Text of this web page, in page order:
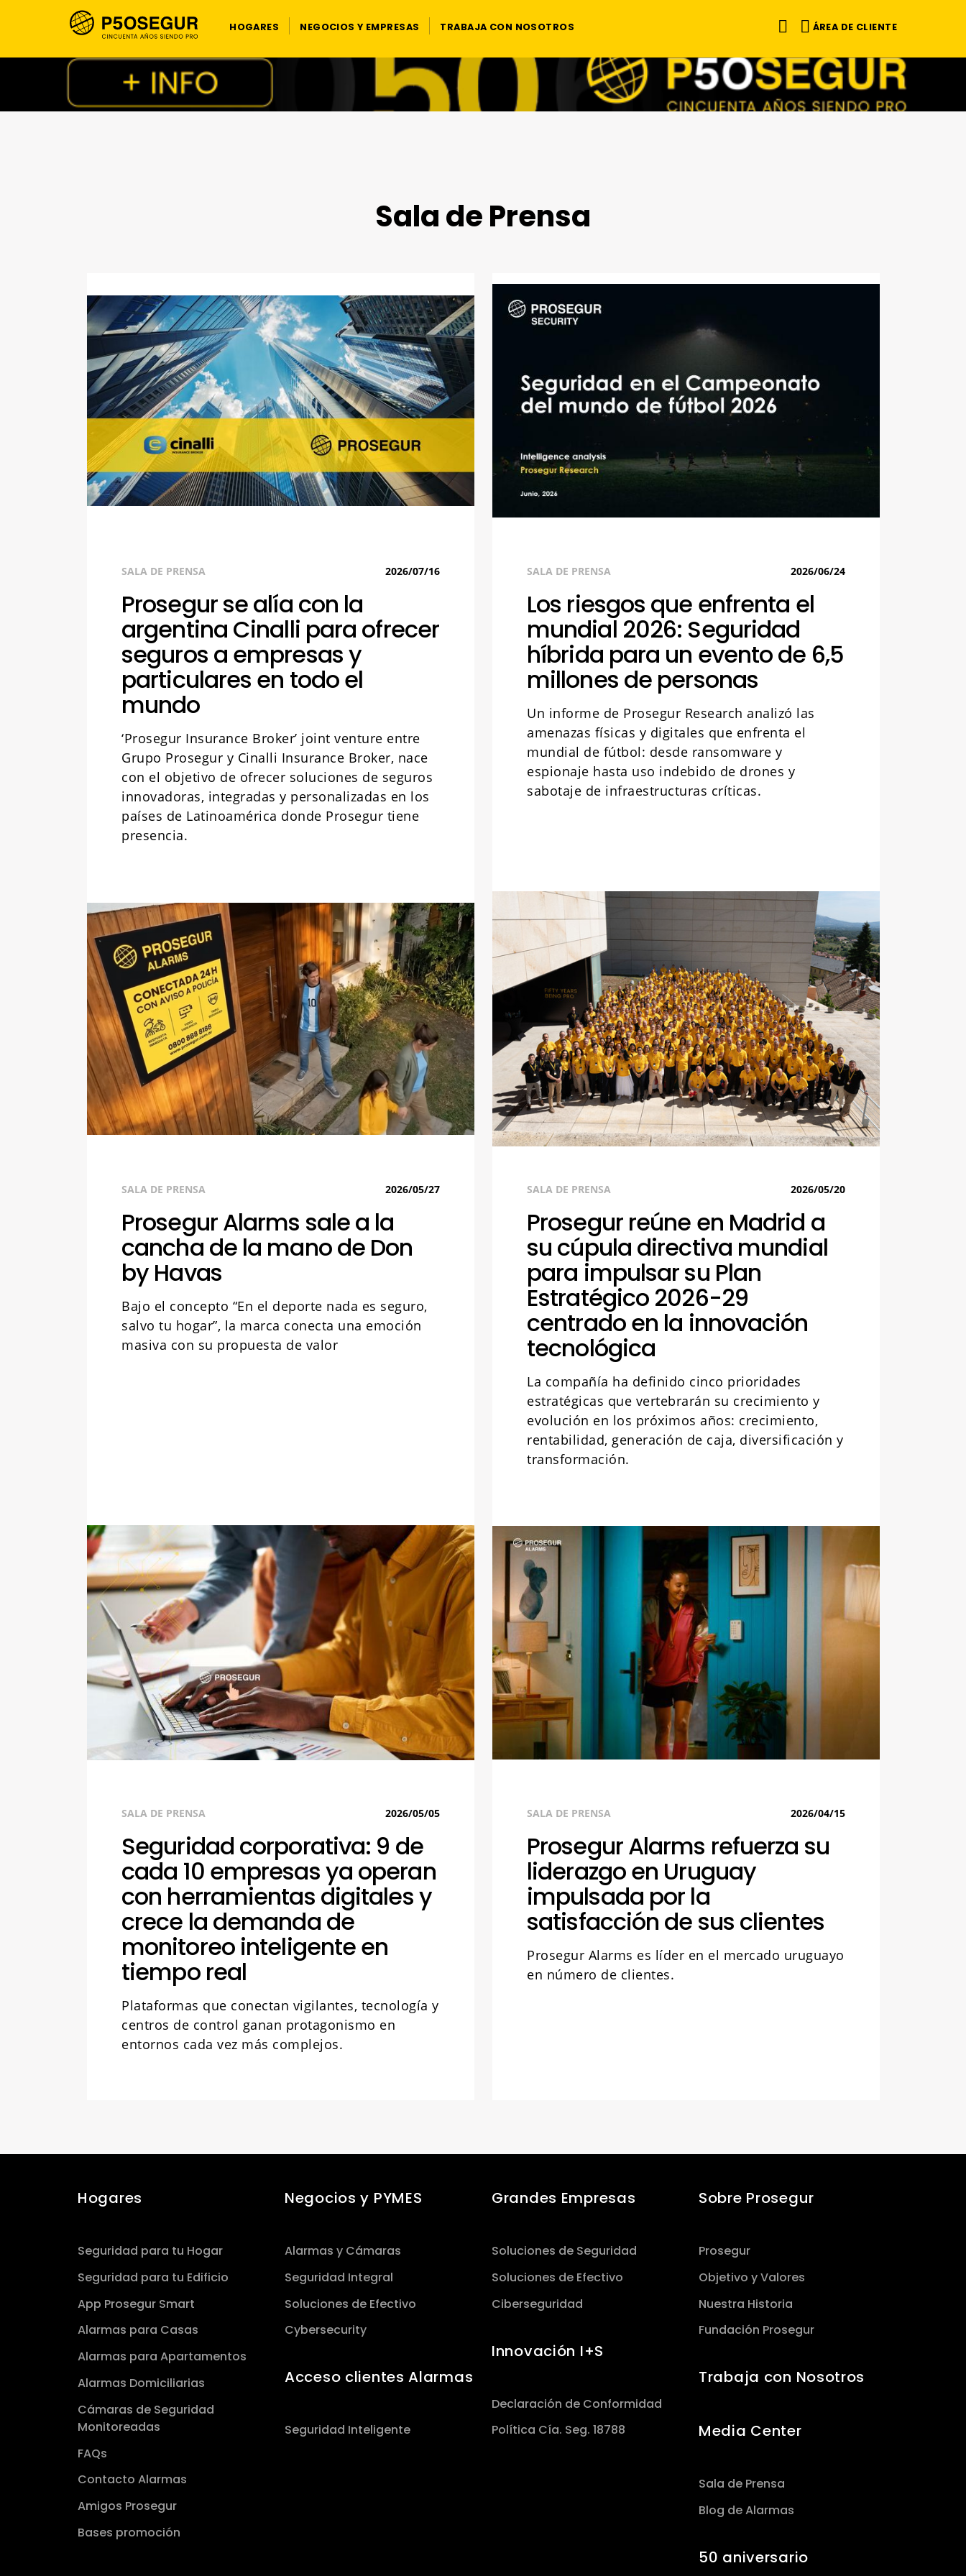
HOGARES NEGOCIOS Y EMPRESAS TRABAJA CON NOSOTROS ÁREA DE CLIENTE
Sala de Prensa
SALA DE PRENSA 2026/07/16
Prosegur se alía con la
argentina Cinalli para ofrecer
seguros a empresas y
particulares en todo el
mundo
‘Prosegur Insurance Broker’ joint venture entre
Grupo Prosegur y Cinalli Insurance Broker, nace
con el objetivo de ofrecer soluciones de seguros
innovadoras, integradas y personalizadas en los
países de Latinoamérica donde Prosegur tiene
presencia.
SALA DE PRENSA 2026/06/24
Los riesgos que enfrenta el
mundial 2026: Seguridad
híbrida para un evento de 6,5
millones de personas
Un informe de Prosegur Research analizó las
amenazas físicas y digitales que enfrenta el
mundial de fútbol: desde ransomware y
espionaje hasta uso indebido de drones y
sabotaje de infraestructuras críticas.
SALA DE PRENSA 2026/05/27
Prosegur Alarms sale a la
cancha de la mano de Don
by Havas
Bajo el concepto “En el deporte nada es seguro,
salvo tu hogar”, la marca conecta una emoción
masiva con su propuesta de valor
SALA DE PRENSA 2026/05/20
Prosegur reúne en Madrid a
su cúpula directiva mundial
para impulsar su Plan
Estratégico 2026-29
centrado en la innovación
tecnológica
La compañía ha definido cinco prioridades
estratégicas que vertebrarán su crecimiento y
evolución en los próximos años: crecimiento,
rentabilidad, generación de caja, diversificación y
transformación.
SALA DE PRENSA 2026/05/05
Seguridad corporativa: 9 de
cada 10 empresas ya operan
con herramientas digitales y
crece la demanda de
monitoreo inteligente en
tiempo real
Plataformas que conectan vigilantes, tecnología y
centros de control ganan protagonismo en
entornos cada vez más complejos.
SALA DE PRENSA 2026/04/15
Prosegur Alarms refuerza su
liderazgo en Uruguay
impulsada por la
satisfacción de sus clientes
Prosegur Alarms es líder en el mercado uruguayo
en número de clientes.
Hogares
Seguridad para tu Hogar
Seguridad para tu Edificio
App Prosegur Smart
Alarmas para Casas
Alarmas para Apartamentos
Alarmas Domiciliarias
Cámaras de Seguridad
Monitoreadas
FAQs
Contacto Alarmas
Amigos Prosegur
Bases promoción
Negocios y PYMES
Alarmas y Cámaras
Seguridad Integral
Soluciones de Efectivo
Cybersecurity
Acceso clientes Alarmas
Seguridad Inteligente
Grandes Empresas
Soluciones de Seguridad
Soluciones de Efectivo
Ciberseguridad
Innovación I+S
Declaración de Conformidad
Política Cía. Seg. 18788
Sobre Prosegur
Prosegur
Objetivo y Valores
Nuestra Historia
Fundación Prosegur
Trabaja con Nosotros
Media Center
Sala de Prensa
Blog de Alarmas
50 aniversario